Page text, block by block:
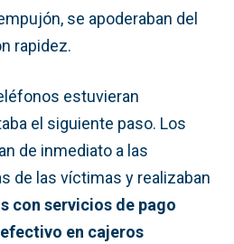
se apoderaban del
rapidez.
estuvieran
el siguiente paso. Los
de inmediato a las
de las víctimas y realizaban
con servicios de pago
en cajeros